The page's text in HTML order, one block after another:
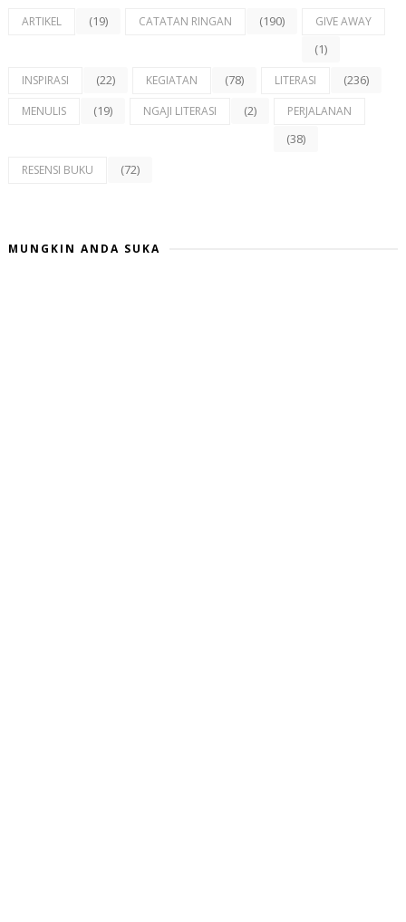
ARTIKEL (19) CATATAN RINGAN (190) GIVE AWAY
(1)
INSPIRASI (22) KEGIATAN (78) LITERASI (236)
MENULIS (19) NGAJI LITERASI (2) PERJALANAN
(38)
RESENSI BUKU (72)
MUNGKIN ANDA SUKA